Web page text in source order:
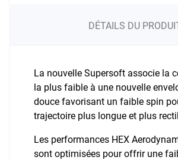
DÉTAILS DU
La nouvelle Supersoft associe la
la plus faible à une nouvelle
douce favorisant un faible spin
trajectoire plus longue et plus
Les performances HEX
sont optimisées pour offrir une